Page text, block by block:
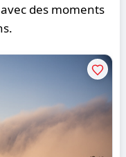
des moments